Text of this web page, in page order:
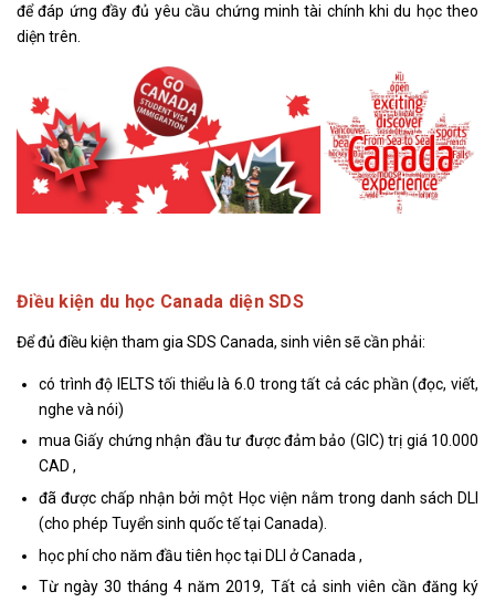
để đáp ứng đầy đủ yêu cầu chứng minh tài chính khi du học theo
diện trên.
Điều kiện du học Canada diện SDS
Để đủ điều kiện tham gia SDS Canada, sinh viên sẽ cần phải:
có trình độ IELTS tối thiểu là 6.0 trong tất cả các phần (đọc, viết,
nghe và nói)
mua Giấy chứng nhận đầu tư được đảm bảo (GIC) trị giá 10.000
CAD ,
đã được chấp nhận bởi một Học viện nằm trong danh sách DLI
(cho phép Tuyển sinh quốc tế tại Canada).
học phí cho năm đầu tiên học tại DLI ở Canada ,
Từ ngày 30 tháng 4 năm 2019, Tất cả sinh viên cần đăng ký